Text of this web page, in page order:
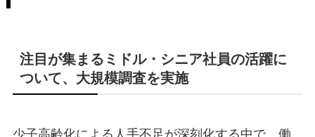
注目が集まるミドル・シニア社員の活躍に
ついて、大規模調査を実施
少子高齢化による人手不足が深刻化する中で、働